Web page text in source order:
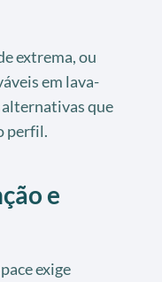
extrema, ou
em lava-
alternativas que
perfil.
e
exige